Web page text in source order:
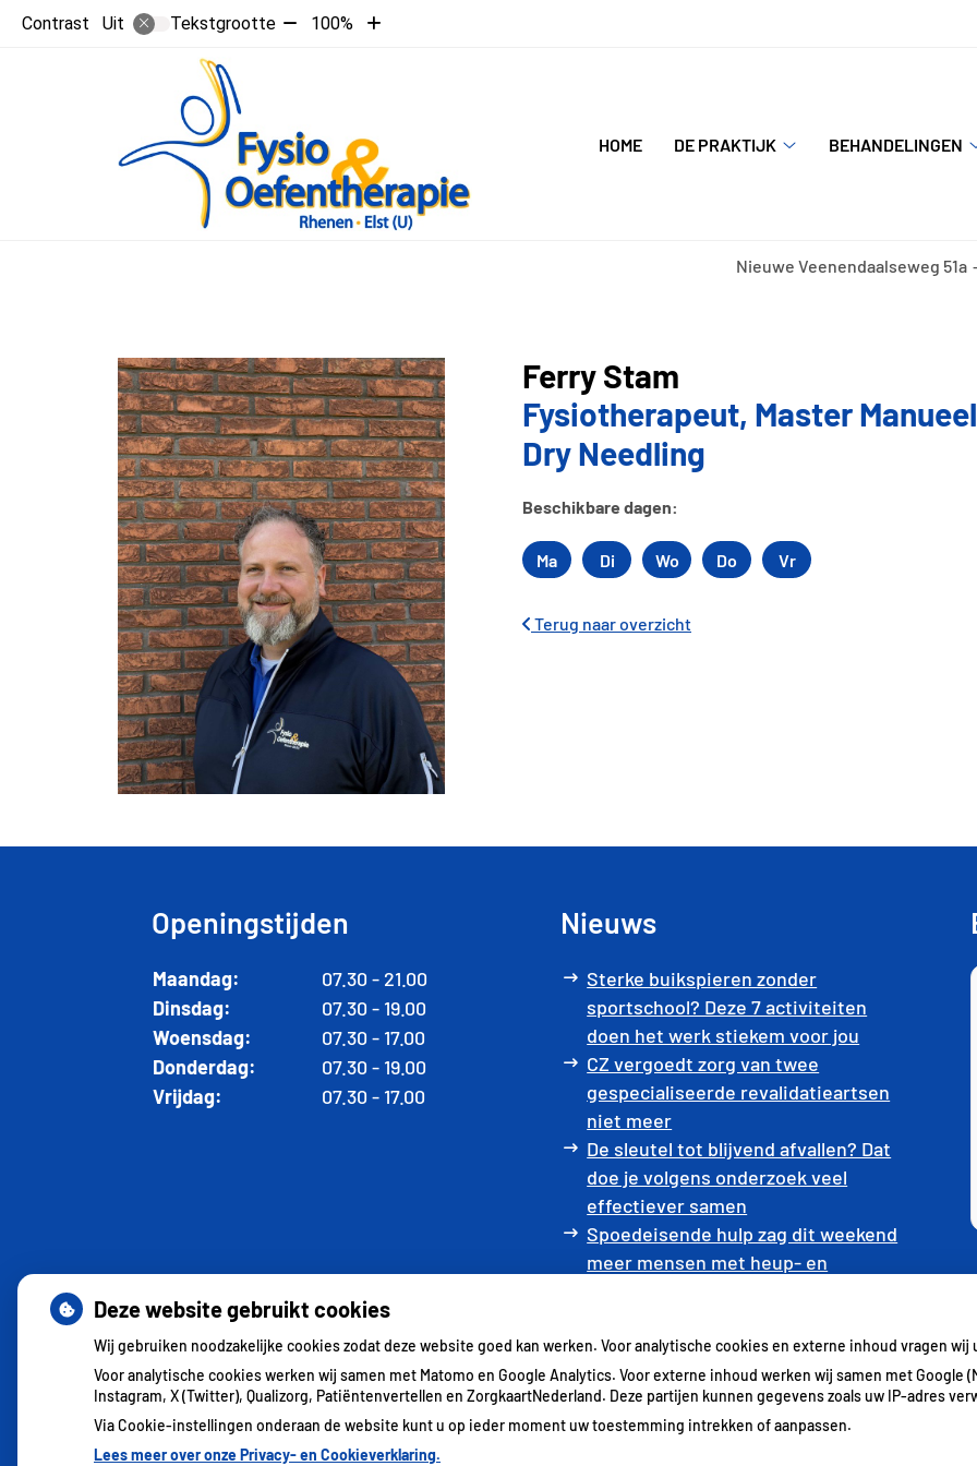
Contrast Uit Tekstgrootte Tekst100%
Tekst
Hoofdmenu
HOME
DE PRAKTIJK
BEHANDELINGEN
Nieuwe Veenendaalseweg 51a
Ferry Stam
Fysiotherapeut, Master
Dry Needling
Beschikbare dagen:
Maandag
Ma Dinsdag
Di Woensdag
Wo Donderdag
Do Vrijdag
Vr
Terug naar overzicht
Openingstijden
Maandag:
07.30 - 21.00
Dinsdag:
07.30 - 19.00
Woensdag:
07.30 - 17.00
Donderdag:
07.30 - 19.00
Vrijdag:
07.30 - 17.00
Nieuws
Sterke buikspieren zonder
sportschool? Deze 7 activiteiten
doen het werk stiekem voor jou
CZ vergoedt zorg van twee
gespecialiseerde revalidatieartsen
niet meer
De sleutel tot blijvend afvallen? Dat
doe je volgens onderzoek veel
effectiever samen
Spoedeisende hulp zag dit weekend
meer mensen met heup- en
waarom Erasmus MC patiënten het
park in stuurt
Deze website gebruikt cookies
Wij gebruiken noodzakelijke cookies zodat deze website goed kan werken. Voor analytische cookies en externe inhoud vragen
Voor analytische cookies werken wij samen met Matomo en Google Analytics. Voor externe inhoud werken wij samen met Google
Instagram, X (Twitter), Qualizorg, Patiëntenvertellen en ZorgkaartNederland. Deze partijen kunnen gegevens zoals uw IP-adres
Via Cookie-instellingen onderaan de website kunt u op ieder moment uw toestemming intrekken of aanpassen.
Lees meer over onze Privacy- en Cookieverklaring.